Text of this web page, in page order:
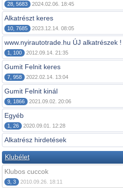
28, 5683 2024.02.06. 18:45
Alkatrészt keres
10, 7685 2023.12.14. 08:05
www.nyirautotrade.hu ÚJ alkatrészek !
1, 100 2012.09.14. 21:35
Gumit Felnit keres
7, 958 2022.02.14. 13:04
Gumit Felnit kinál
9, 1866 2021.09.02. 20:06
Egyéb
1, 26 2020.09.01. 12:28
Alkatrész hirdetések
Klubélet
Klubos cuccok
3, 3 2010.09.26. 18:11